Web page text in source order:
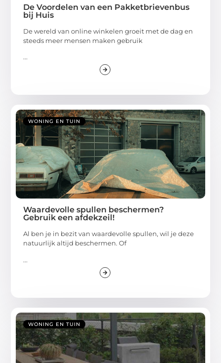
De Voordelen van een Pakketbrievenbus
bij Huis
De wereld van online winkelen groeit met de dag en
steeds meer mensen maken gebruik
...
WONING EN TUIN
Waardevolle spullen beschermen?
Gebruik een afdekzeil!
Al ben je in bezit van waardevolle spullen, wil je deze
natuurlijk altijd beschermen. Of
...
WONING EN TUIN